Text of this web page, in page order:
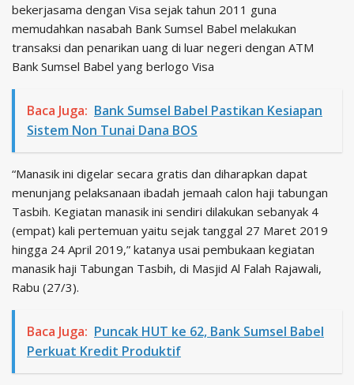
bekerjasama dengan Visa sejak tahun 2011 guna
memudahkan nasabah Bank Sumsel Babel melakukan
transaksi dan penarikan uang di luar negeri dengan ATM
Bank Sumsel Babel yang berlogo Visa
Baca Juga: Bank Sumsel Babel Pastikan Kesiapan
Sistem Non Tunai Dana BOS
“Manasik ini digelar secara gratis dan diharapkan dapat
menunjang pelaksanaan ibadah jemaah calon haji tabungan
Tasbih. Kegiatan manasik ini sendiri dilakukan sebanyak 4
(empat) kali pertemuan yaitu sejak tanggal 27 Maret 2019
hingga 24 April 2019,” katanya usai pembukaan kegiatan
manasik haji Tabungan Tasbih, di Masjid Al Falah Rajawali,
Rabu (27/3).
Baca Juga: Puncak HUT ke 62, Bank Sumsel Babel
Perkuat Kredit Produktif